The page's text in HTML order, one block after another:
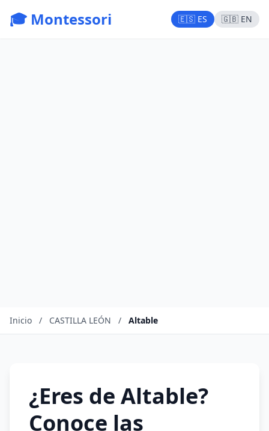
🎓 Montessori 🇪🇸 ES 🇬🇧 EN
Inicio / CASTILLA LEÓN / Altable
¿Eres de Altable?
Conoce las